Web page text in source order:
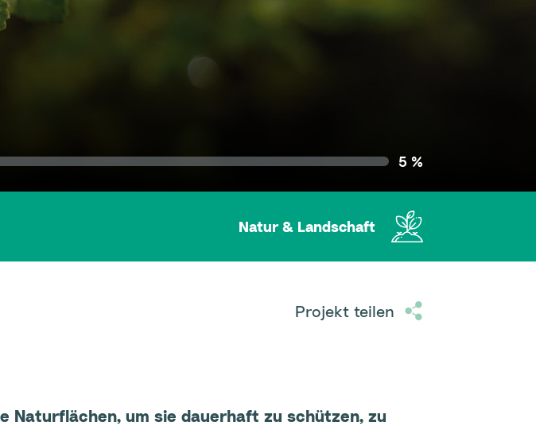
5 %
Natur & Landschaft
Projekt teilen
Naturflächen, um sie dauerhaft zu schützen, zu